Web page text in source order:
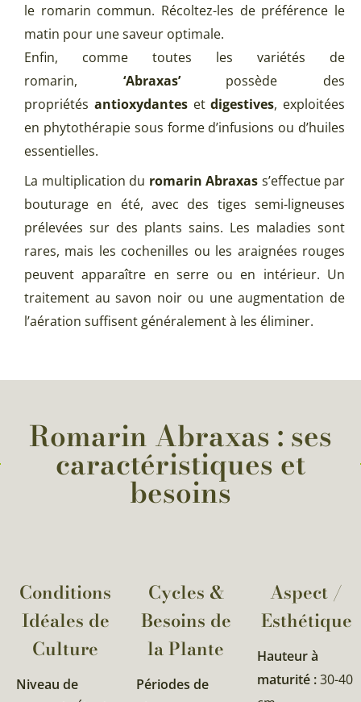
le romarin commun. Récoltez-les de préférence le
matin pour une saveur optimale.
Enfin, comme toutes les variétés de
romarin, ‘Abraxas’possède des
propriétés antioxydantesetdigestives, exploitées
en phytothérapie sous forme d’infusions ou d’huiles
essentielles.
La multiplication du romarin Abraxas s’effectue par
bouturage en été, avec des tiges semi-ligneuses
prélevées sur des plants sains. Les maladies sont
rares, mais les cochenilles ou les araignées rouges
peuvent apparaître en serre ou en intérieur. Un
traitement au savon noir ou une augmentation de
l’aération suffisent généralement à les éliminer.
Romarin Abraxas : ses
caractéristiques et
besoins
Conditions
Idéales de
Culture
Niveau de
Cycles &
Besoins de
la Plante​
Périodes de
Aspect /
Esthétique
Hauteur à
maturité :30-40